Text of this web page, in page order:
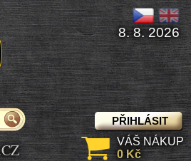
PŘIHLÁSIT
8. 8. 2026
VÁŠ NÁKUP
0 Kč